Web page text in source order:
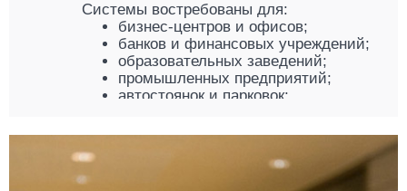
Системы востребованы для:
бизнес-центров и офисов;
банков и финансовых учреждений;
образовательных заведений;
промышленных предприятий;
автостоянок и парковок;
Компания «КРОНА» предлагает комплект
устройств системы контроля и
управления доступом: